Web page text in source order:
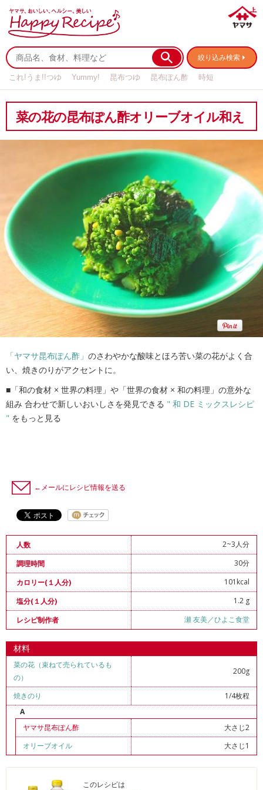
絞り込み検索
これ!うま!!つゆ Yummy! 昆布つゆ 昆布ぽん酢
時短
菜の花の昆布ぽん酢オリーブオイル和え
「ヤマサ昆布ぽん酢」 のさわやかな酸味とほろ苦い菜の花がよく合
い、焼きのりがアクセントに。
■「和の食材 × 世界の料理」や「世界の食材 × 和の料理」の意外な
組み 合わせで新しいおいしさを発見できる " 和 DE ミックスレシピ
" をもっと見る
←メールにレシピ情報を送る
人数
2~3人分
調理時間
30分
カロリー(１人分)
101kcal
塩分(１人分)
1.2 g
レシピ制作者
瀬 友美／ひよこ食堂
材料
菜の花（束ねて売られているも
の）
200g
焼きのり
1/4枚程
A
ヤマサ昆布ぽん酢
大さじ2
オリーブオイル
大さじ1
このレシピは